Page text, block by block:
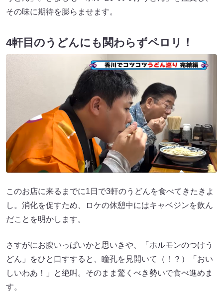
その味に期待を膨らませます。
4軒目のうどんにも関わらずペロリ！
このお店に来るまでに1日で3軒のうどんを食べてきたきよ
し。消化を促すため、ロケの休憩中にはキャベジンを飲ん
だことを明かします。
さすがにお腹いっぱいかと思いきや、「ホルモンのつけう
どん」をひと口すすると、瞳孔を見開いて（！？）「おい
しいわあ！」と絶叫。そのまま驚くべき勢いで食べ進めま
す。